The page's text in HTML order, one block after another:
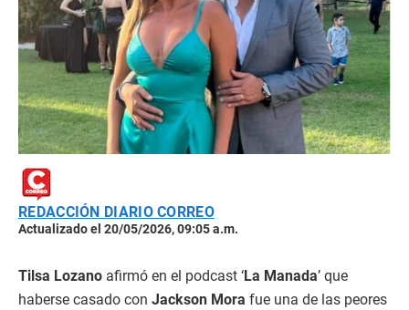
REDACCIÓN DIARIO CORREO
Actualizado el 20/05/2026, 09:05 a.m.
Tilsa Lozano afirmó en el podcast ‘La Manada’ que
haberse casado con Jackson Mora fue una de las peores